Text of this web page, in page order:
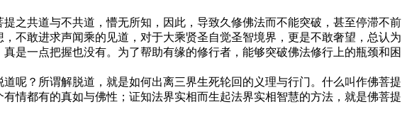
之共道与不共道，懵无所知，因此，导致久修佛法而不能突破，甚至停滞不前
不敢进求声闻乘的见道，对于大乘贤圣自觉圣智境界，更是不敢奢望，总认为
是一点把握也没有。为了帮助有缘的修行者，能够突破佛法修行上的瓶颈和困
呢？所谓解脱道，就是如何出离三界生死轮回的义理与行门。什么叫作佛菩提
都有的真如与佛性；证知法界实相而生起法界实相智慧的方法，就是佛菩提